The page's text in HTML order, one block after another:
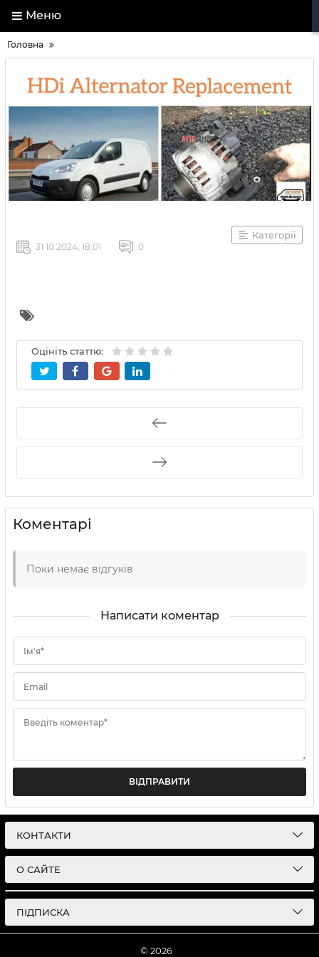
Меню
Головна
Категорії
31 10 2024, 18:01 0
Оцініть статтю:
Коментарі
Поки немає відгуків
Написати коментар
Ім'я*
Email
Введіть коментар*
ВІДПРАВИТИ
КОНТАКТИ
О САЙТЕ
ПІДПИСКА
© 2026